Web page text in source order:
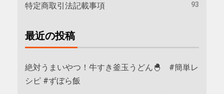
特定商取引法記載事項 93
最近の投稿
絶対うまいやつ！牛すき釜玉うどん🐣 #簡単レ
シピ #ずぼら飯